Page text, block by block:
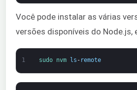
Você pode instalar as várias
versões disponíveis do
1 sudo nvm ls - remote